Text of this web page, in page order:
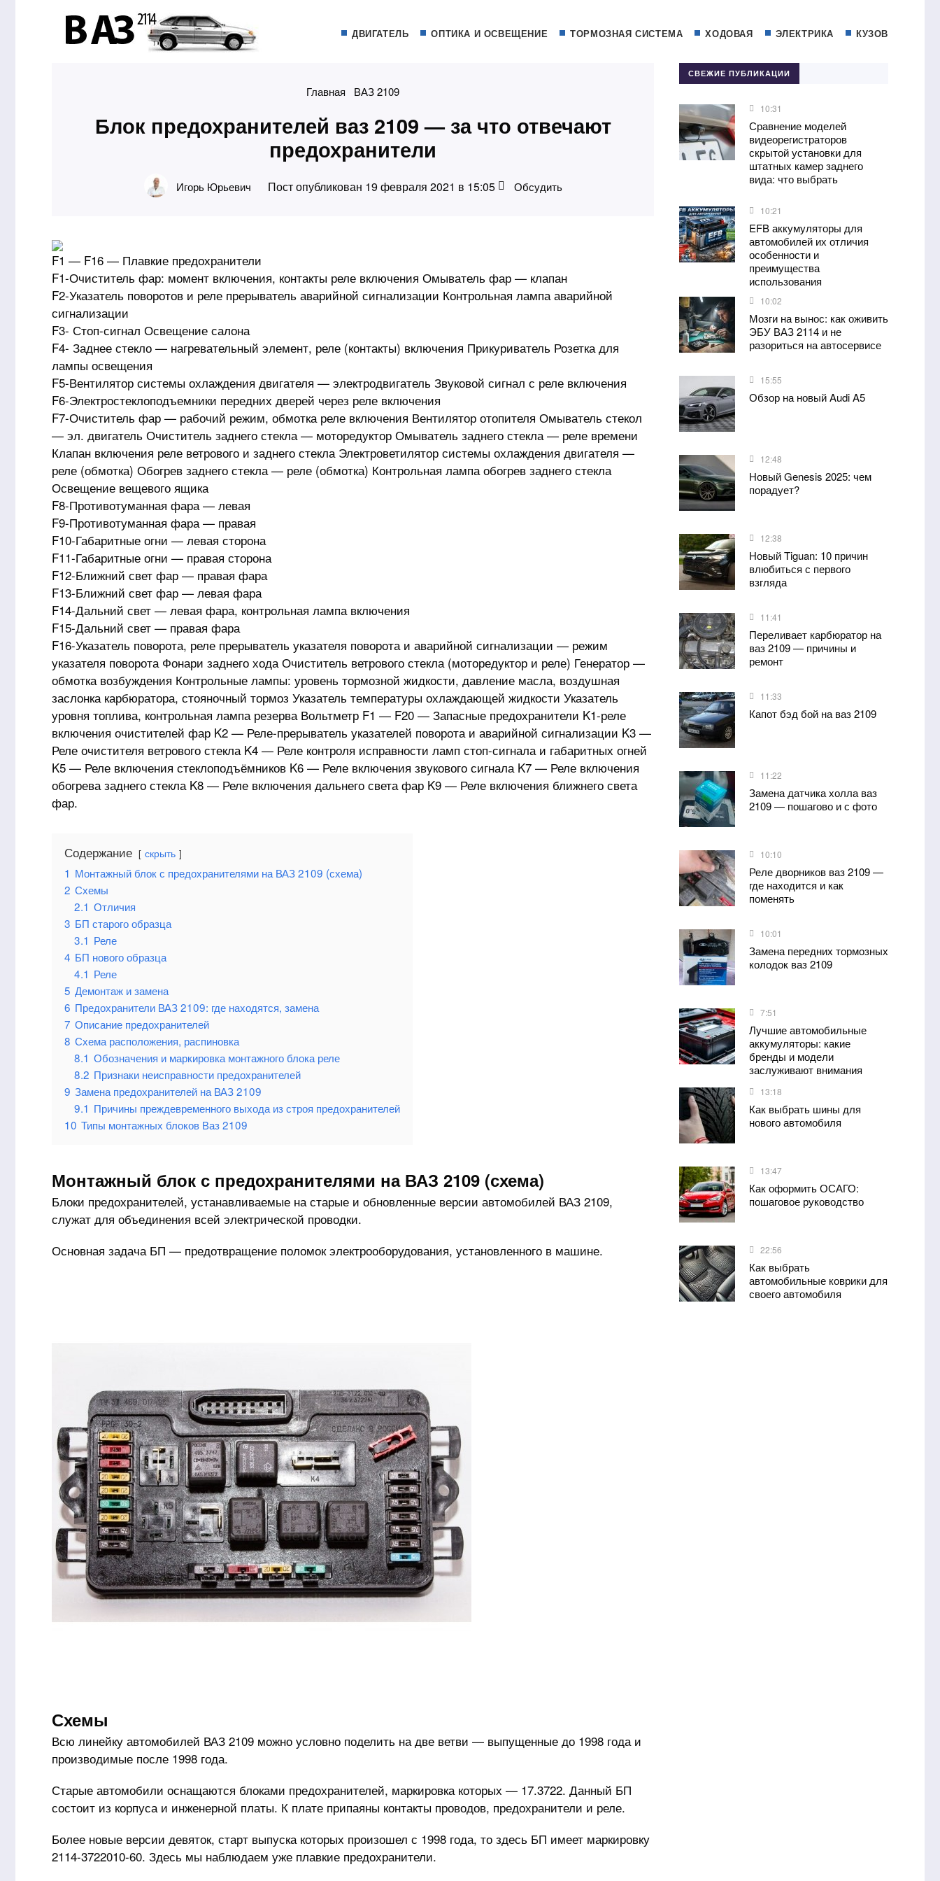
ДВИГАТЕЛЬ ОПТИКА И ОСВЕЩЕНИЕ ТОРМОЗНАЯ СИСТЕМА ХОДОВАЯ ЭЛЕКТРИКА КУЗОВ
Главная ВАЗ 2109
Блок предохранителей ваз 2109 — за что отвечают
предохранители
Игорь Юрьевич Пост опубликован 19 февраля 2021 в 15:05 Обсудить
F1 — F16 — Плавкие предохранители
F1-Очиститель фар: момент включения, контакты реле включения Омыватель фар — клапан
F2-Указатель поворотов и реле прерыватель аварийной сигнализации Контрольная лампа аварийной
сигнализации
F3- Стоп-сигнал Освещение салона
F4- Заднее стекло — нагревательный элемент, реле (контакты) включения Прикуриватель Розетка для
лампы освещения
F5-Вентилятор системы охлаждения двигателя — электродвигатель Звуковой сигнал с реле включения
F6-Электростеклоподъемники передних дверей через реле включения
F7-Очиститель фар — рабочий режим, обмотка реле включения Вентилятор отопителя Омыватель стекол
— эл. двигатель Очиститель заднего стекла — моторедуктор Омыватель заднего стекла — реле времени
Клапан включения реле ветрового и заднего стекла Электроветилятор системы охлаждения двигателя —
реле (обмотка) Обогрев заднего стекла — реле (обмотка) Контрольная лампа обогрев заднего стекла
Освещение вещевого ящика
F8-Противотуманная фара — левая
F9-Противотуманная фара — правая
F10-Габаритные огни — левая сторона
F11-Габаритные огни — правая сторона
F12-Ближний свет фар — правая фара
F13-Ближний свет фар — левая фара
F14-Дальний свет — левая фара, контрольная лампа включения
F15-Дальний свет — правая фара
F16-Указатель поворота, реле прерыватель указателя поворота и аварийной сигнализации — режим
указателя поворота Фонари заднего хода Очиститель ветрового стекла (моторедуктор и реле) Генератор —
обмотка возбуждения Контрольные лампы: уровень тормозной жидкости, давление масла, воздушная
заслонка карбюратора, стояночный тормоз Указатель температуры охлаждающей жидкости Указатель
уровня топлива, контрольная лампа резерва Вольтметр F1 — F20 — Запасные предохранители K1-реле
включения очистителей фар K2 — Реле-прерыватель указателей поворота и аварийной сигнализации K3 —
Реле очистителя ветрового стекла K4 — Реле контроля исправности ламп стоп-сигнала и габаритных огней
K5 — Реле включения стеклоподъёмников K6 — Реле включения звукового сигнала K7 — Реле включения
обогрева заднего стекла K8 — Реле включения дальнего света фар K9 — Реле включения ближнего света
фар.
Содержание скрыть
1 Монтажный блок с предохранителями на ВАЗ 2109 (схема)
2 Схемы
2.1 Отличия
3 БП старого образца
3.1 Реле
4 БП нового образца
4.1 Реле
5 Демонтаж и замена
6 Предохранители ВАЗ 2109: где находятся, замена
7 Описание предохранителей
8 Схема расположения, распиновка
8.1 Обозначения и маркировка монтажного блока реле
8.2 Признаки неисправности предохранителей
9 Замена предохранителей на ВАЗ 2109
9.1 Причины преждевременного выхода из строя предохранителей
10 Типы монтажных блоков Ваз 2109
Монтажный блок с предохранителями на ВАЗ 2109 (схема)
Блоки предохранителей, устанавливаемые на старые и обновленные версии автомобилей ВАЗ 2109,
служат для объединения всей электрической проводки.
Основная задача БП — предотвращение поломок электрооборудования, установленного в машине.
Схемы
Всю линейку автомобилей ВАЗ 2109 можно условно поделить на две ветви — выпущенные до 1998 года и
производимые после 1998 года.
Старые автомобили оснащаются блоками предохранителей, маркировка которых — 17.3722. Данный БП
состоит из корпуса и инженерной платы. К плате припаяны контакты проводов, предохранители и реле.
Более новые версии девяток, старт выпуска которых произошел с 1998 года, то здесь БП имеет маркировку
2114-3722010-60. Здесь мы наблюдаем уже плавкие предохранители.
СВЕЖИЕ ПУБЛИКАЦИИ
10:31
Сравнение моделей
видеорегистраторов
скрытой установки для
штатных камер заднего
вида: что выбрать
10:21
EFB аккумуляторы для
автомобилей их отличия
особенности и
преимущества
использования
10:02
Мозги на вынос: как оживить
ЭБУ ВАЗ 2114 и не
разориться на автосервисе
15:55
Обзор на новый Audi A5
12:48
Новый Genesis 2025: чем
порадует?
12:38
Новый Tiguan: 10 причин
влюбиться с первого
взгляда
11:41
Переливает карбюратор на
ваз 2109 — причины и
ремонт
11:33
Капот бэд бой на ваз 2109
11:22
Замена датчика холла ваз
2109 — пошагово и с фото
10:10
Реле дворников ваз 2109 —
где находится и как
поменять
10:01
Замена передних тормозных
колодок ваз 2109
7:51
Лучшие автомобильные
аккумуляторы: какие
бренды и модели
заслуживают внимания
13:18
Как выбрать шины для
нового автомобиля
13:47
Как оформить ОСАГО:
пошаговое руководство
22:56
Как выбрать
автомобильные коврики для
своего автомобиля